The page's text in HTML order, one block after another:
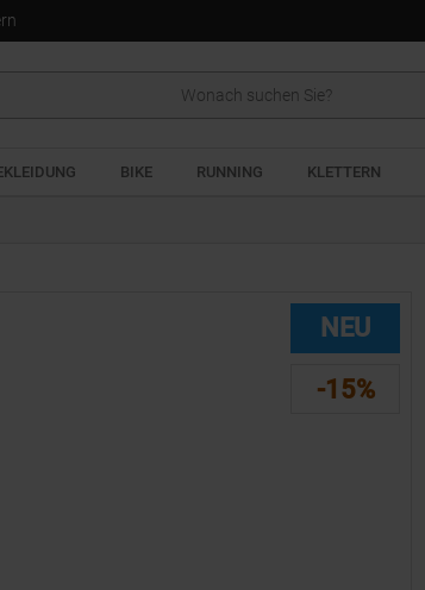
BIKE RUNNING KLETTERN
NEU
-15%